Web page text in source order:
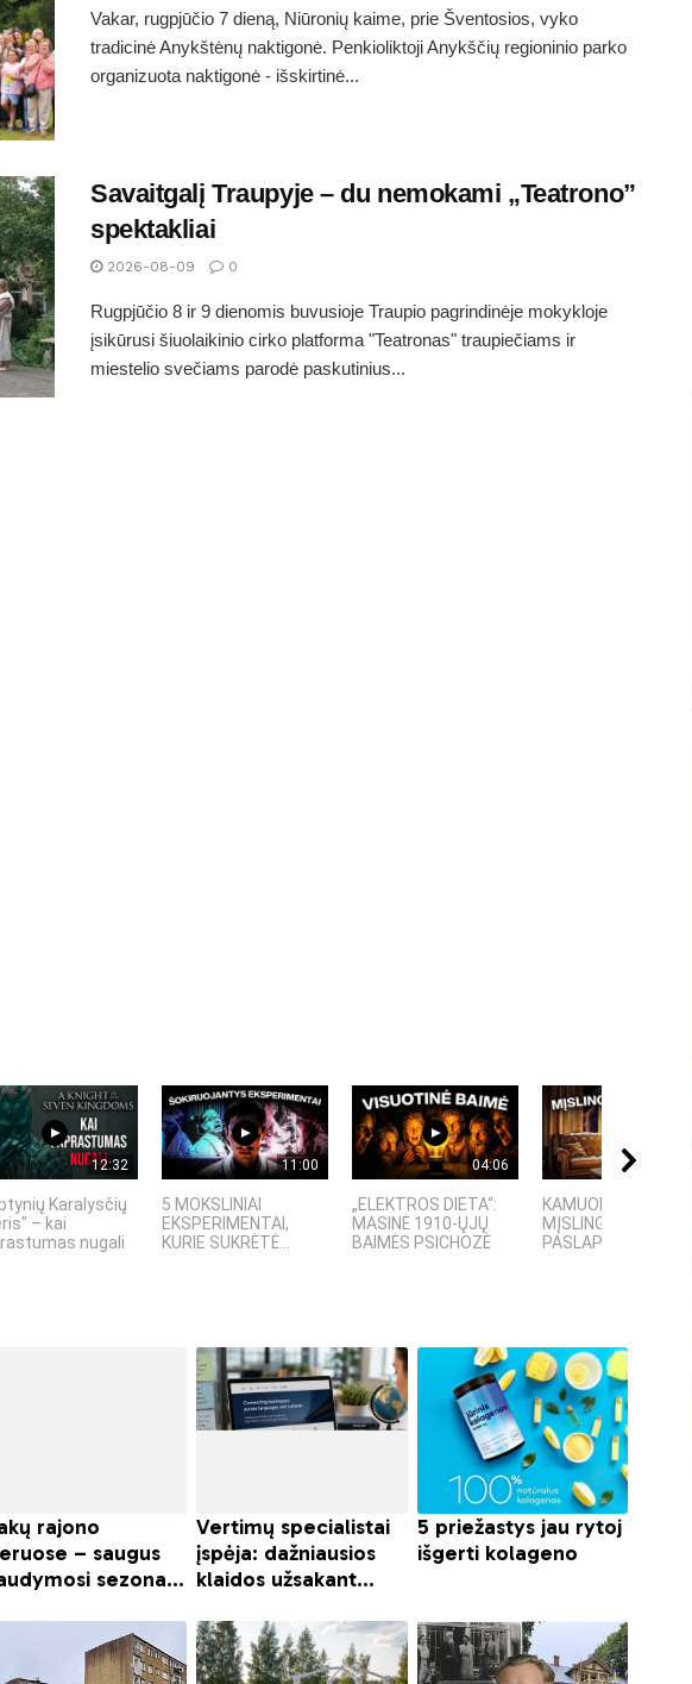
Vakar, rugpjūčio 7 dieną, Niūronių kaime, prie Šventosios, vyko
tradicinė Anykštėnų naktigonė. Penkioliktoji Anykščių regioninio parko
organizuota naktigonė - išskirtinė...
Savaitgalį Traupyje – du nemokami „Teatrono”
spektakliai
2026-08-09 0
Rugpjūčio 8 ir 9 dienomis buvusioje Traupio pagrindinėje mokykloje
įsikūrusi šiuolaikinio cirko platforma "Teatronas" traupiečiams ir
miestelio svečiams parodė paskutinius...
12:32
Karalysčių
– kai
nugali
11:00
5 MOKSLINIAI
EKSPERIMENTAI,
KURIE SUKRĖTĖ...
04:06
„ELEKTROS DIETA“:
MASINĖ 1910-ŲJŲ
BAIMĖS PSICHOZĖ
KAMUOLINIS ŽAIBAS:
MĮSLINGA GAMTOS
PASLAPTIS